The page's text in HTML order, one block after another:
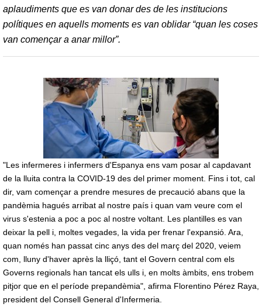
aplaudiments que es van donar des de les institucions
polítiques en aquells moments es van oblidar “quan les coses
van començar a anar millor”.
"Les infermeres i infermers d'Espanya ens vam posar al capdavant
de la lluita contra la COVID-19 des del primer moment. Fins i tot, cal
dir, vam començar a prendre mesures de precaució abans que la
pandèmia hagués arribat al nostre país i quan vam veure com el
virus s'estenia a poc a poc al nostre voltant. Les plantilles es van
deixar la pell i, moltes vegades, la vida per frenar l'expansió. Ara,
quan només han passat cinc anys des del març del 2020, veiem
com, lluny d'haver après la lliçó, tant el Govern central com els
Governs regionals han tancat els ulls i, en molts àmbits, ens trobem
pitjor que en el període prepandèmia", afirma Florentino Pérez Raya,
president del Consell General d'Infermeria.